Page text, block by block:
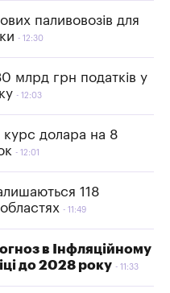
паливовозів для
12:30
млрд грн податків у
12:03
долара на 8
12:01
118
11:49
в Інфляційному
до 2028 року
11:33